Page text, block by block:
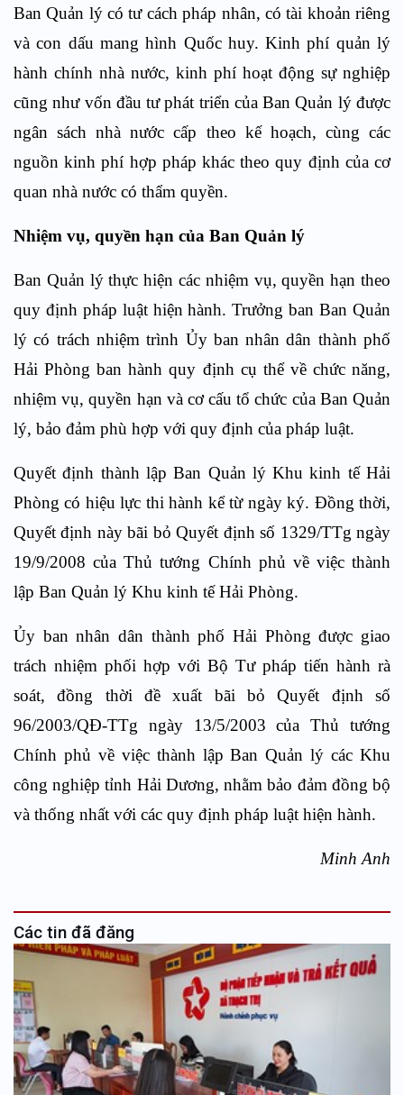
Ban Quản lý có tư cách pháp nhân, có tài khoản riêng
và con dấu mang hình Quốc huy. Kinh phí quản lý
hành chính nhà nước, kinh phí hoạt động sự nghiệp
cũng như vốn đầu tư phát triển của Ban Quản lý được
ngân sách nhà nước cấp theo kế hoạch, cùng các
nguồn kinh phí hợp pháp khác theo quy định của cơ
quan nhà nước có thẩm quyền.
Nhiệm vụ, quyền hạn của Ban Quản lý
Ban Quản lý thực hiện các nhiệm vụ, quyền hạn theo
quy định pháp luật hiện hành. Trưởng ban Ban Quản
lý có trách nhiệm trình Ủy ban nhân dân thành phố
Hải Phòng ban hành quy định cụ thể về chức năng,
nhiệm vụ, quyền hạn và cơ cấu tổ chức của Ban Quản
lý, bảo đảm phù hợp với quy định của pháp luật.
Quyết định thành lập Ban Quản lý Khu kinh tế Hải
Phòng có hiệu lực thi hành kể từ ngày ký. Đồng thời,
Quyết định này bãi bỏ Quyết định số 1329/TTg ngày
19/9/2008 của Thủ tướng Chính phủ về việc thành
lập Ban Quản lý Khu kinh tế Hải Phòng.
Ủy ban nhân dân thành phố Hải Phòng được giao
trách nhiệm phối hợp với Bộ Tư pháp tiến hành rà
soát, đồng thời đề xuất bãi bỏ Quyết định số
96/2003/QĐ-TTg ngày 13/5/2003 của Thủ tướng
Chính phủ về việc thành lập Ban Quản lý các Khu
công nghiệp tỉnh Hải Dương, nhằm bảo đảm đồng bộ
và thống nhất với các quy định pháp luật hiện hành.
Minh Anh
Các tin đã đăng